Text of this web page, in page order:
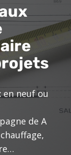
en neuf ou
de A